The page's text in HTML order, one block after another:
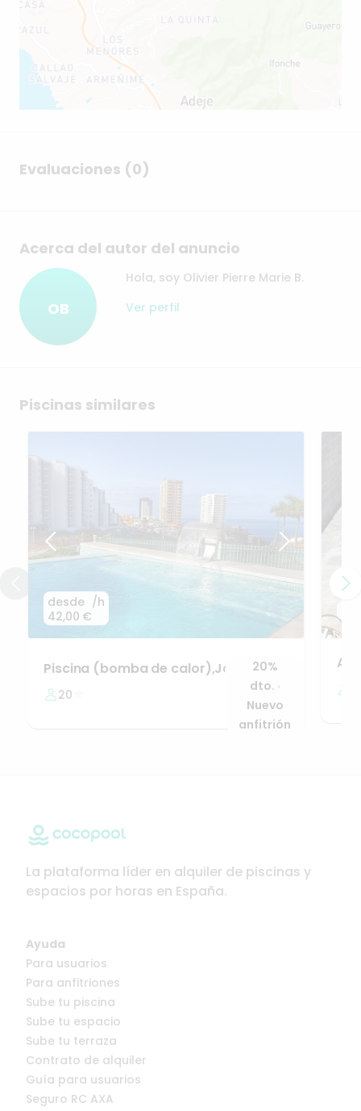
Evaluaciones (0)
Acerca del autor del anuncio
OB
Hola, soy Olivier Pierre Marie B.
Ver perfil
Piscinas similares
desde
42,00 €
/h
Piscina (bomba de calor)​,​Jardiny
barbacoa
20
20%
dto. ·
Nuevo
anfitrión
La plataforma líder en alquiler de piscinas y
espacios por horas en España.
Ayuda
Para usuarios
Para anfitriones
Sube tu piscina
Sube tu espacio
Sube tu terraza
Contrato de alquiler
Guía para usuarios
Seguro RC AXA